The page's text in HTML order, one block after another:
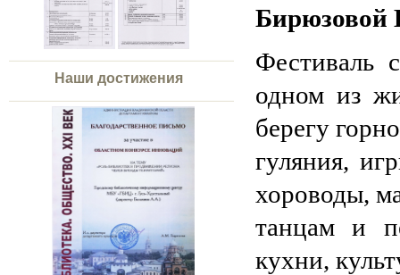
Наши достижения
Бирюзовой
Фестиваль
одном из
берегу
гуляния,
хороводы,
танцам и
кухни,